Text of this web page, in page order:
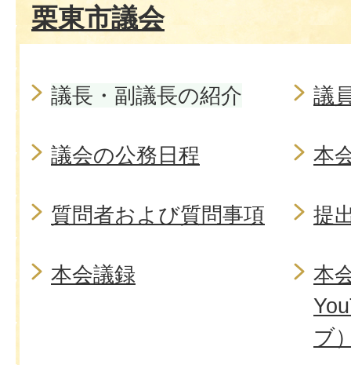
栗東市議会
議長・副議長の紹介 議
議会の公務日程 本
質問者および質問事項 提
本会議録
本
ブ